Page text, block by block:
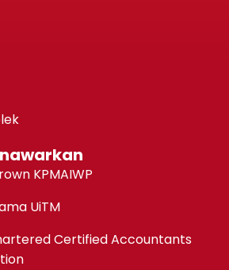
KPMAIWP
UiTM
Certified Accountants